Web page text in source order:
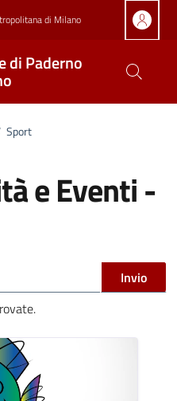
di Milano
di Paderno
Sport
e Eventi -
Invio